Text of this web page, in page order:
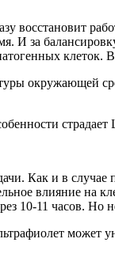
восстановит
И за
клеток. В
окружающей
Как и в случае
влияние
10-11 часов. Но
может